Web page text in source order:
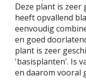
Deze plant is zeer
heeft opvallend
eenvoudig
en goed
plant is zeer
'basisplanten'. Is
en daarom vooral